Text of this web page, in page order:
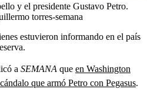
y el presidente Gustavo Petro.
torres-semana
estuvieron informando en el país
a SEMANA que en Washington
que armó Petro con Pegasus.